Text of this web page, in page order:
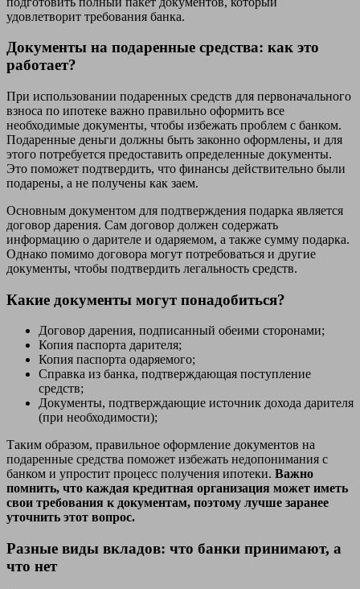
удовлетворит требования банка.
Документы на подаренные средства: как это
работает?
При использовании подаренных средств для первоначального
взноса по ипотеке важно правильно оформить все
необходимые документы, чтобы избежать проблем с банком.
Подаренные деньги должны быть законно оформлены, и для
этого потребуется предоставить определенные документы.
Это поможет подтвердить, что финансы действительно были
подарены, а не получены как заем.
Основным документом для подтверждения подарка является
договор дарения. Сам договор должен содержать
информацию о дарителе и одаряемом, а также сумму подарка.
Однако помимо договора могут потребоваться и другие
документы, чтобы подтвердить легальность средств.
Какие документы могут понадобиться?
Договор дарения, подписанный обеими сторонами;
Копия паспорта дарителя;
Копия паспорта одаряемого;
Справка из банка, подтверждающая поступление
средств;
Документы, подтверждающие источник дохода дарителя
(при необходимости);
Таким образом, правильное оформление документов на
подаренные средства поможет избежать недопонимания с
банком и упростит процесс получения ипотеки. Важно
помнить, что каждая кредитная организация может иметь
свои требования к документам, поэтому лучше заранее
уточнить этот вопрос.
Разные виды вкладов: что банки принимают, а
что нет